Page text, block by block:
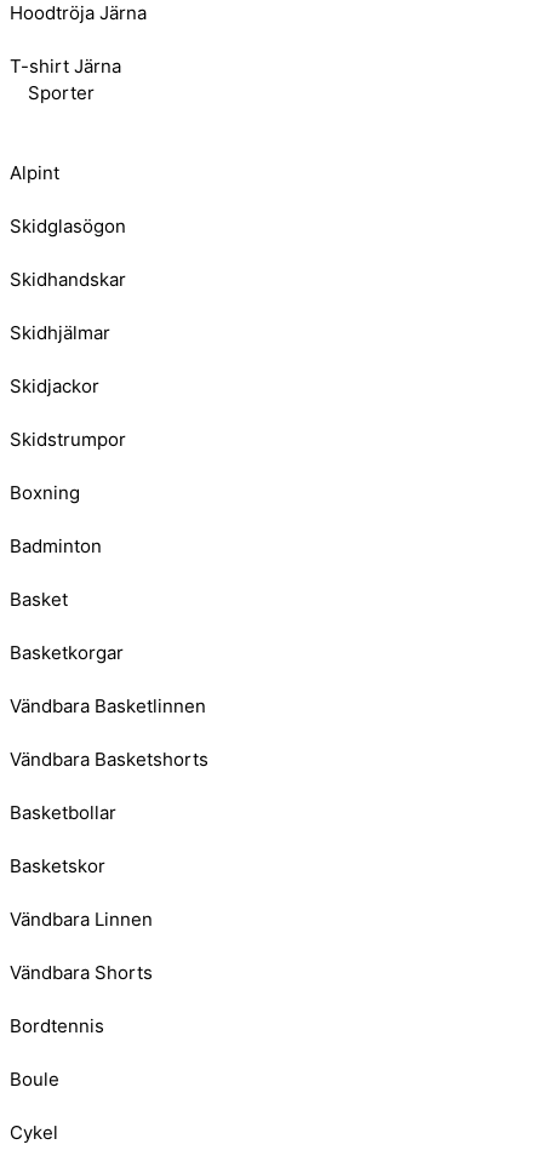
Hoodtröja Järna
T-shirt Järna
Sporter
Alpint
Skidglasögon
Skidhandskar
Skidhjälmar
Skidjackor
Skidstrumpor
Boxning
Badminton
Basket
Basketkorgar
Vändbara Basketlinnen
Vändbara Basketshorts
Basketbollar
Basketskor
Vändbara Linnen
Vändbara Shorts
Bordtennis
Boule
Cykel